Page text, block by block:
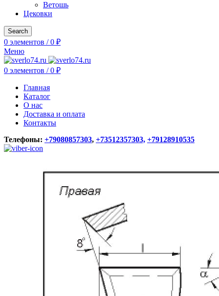
Ветошь
Цековки
Search
0 элементов / 0 ₽
Меню
0 элементов / 0 ₽
Главная
Каталог
О нас
Доставка и оплата
Контакты
Телефоны: +79080857303, +73512357303, +79128910535